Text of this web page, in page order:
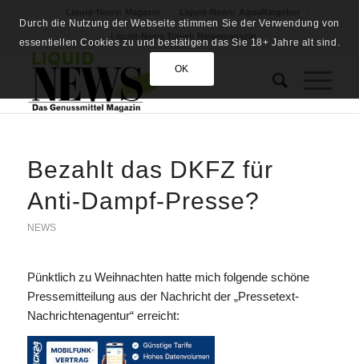
Bezahlt das DKFZ für
Anti-Dampf-Presse?
NEWS
Pünktlich zu Weihnachten hatte mich folgende schöne
Pressemitteilung aus der Nachricht der „Pressetext-
Nachrichtenagentur“ erreicht:
Durch die Nutzung der Webseite stimmen Sie der Verwendung von
essentiellen Cookies zu und bestätigen das Sie 18+ Jahre alt sind.
OK